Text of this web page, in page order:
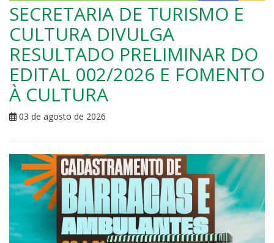
SECRETARIA DE TURISMO E
CULTURA DIVULGA
RESULTADO PRELIMINAR DO
EDITAL 002/2026 E FOMENTO
À CULTURA
03 de agosto de 2026